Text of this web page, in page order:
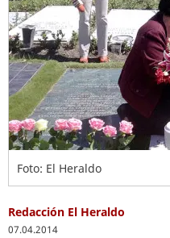
Foto: El Heraldo
Redacción El Heraldo
07.04.2014